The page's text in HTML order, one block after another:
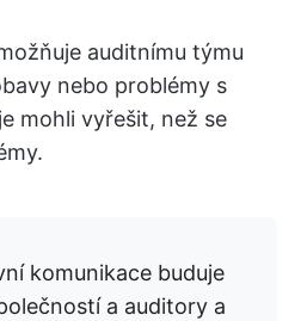
auditnímu týmu
nebo problémy s
mohli vyřešit, než se
komunikace buduje
a auditory a